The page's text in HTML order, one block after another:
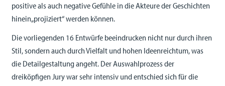
positive als auch negative Gefühle in die Akteure der Geschichten
hinein„projiziert“ werden können.
Die vorliegenden 16 Entwürfe beeindrucken nicht nur durch ihren
Stil, sondern auch durch Vielfalt und hohen Ideenreichtum, was
die Detailgestaltung angeht. Der Auswahlprozess der
dreiköpfigen Jury war sehr intensiv und entschied sich für die